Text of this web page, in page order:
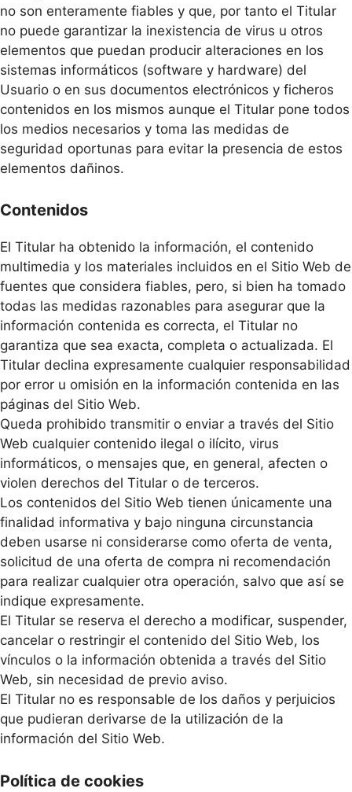
no son enteramente fiables y que, por tanto el Titular
no puede garantizar la inexistencia de virus u otros
elementos que puedan producir alteraciones en los
sistemas informáticos (software y hardware) del
Usuario o en sus documentos electrónicos y ficheros
contenidos en los mismos aunque el Titular pone todos
los medios necesarios y toma las medidas de
seguridad oportunas para evitar la presencia de estos
elementos dañinos.
Contenidos
El Titular ha obtenido la información, el contenido
multimedia y los materiales incluidos en el Sitio Web de
fuentes que considera fiables, pero, si bien ha tomado
todas las medidas razonables para asegurar que la
información contenida es correcta, el Titular no
garantiza que sea exacta, completa o actualizada. El
Titular declina expresamente cualquier responsabilidad
por error u omisión en la información contenida en las
páginas del Sitio Web.
Queda prohibido transmitir o enviar a través del Sitio
Web cualquier contenido ilegal o ilícito, virus
informáticos, o mensajes que, en general, afecten o
violen derechos del Titular o de terceros.
Los contenidos del Sitio Web tienen únicamente una
finalidad informativa y bajo ninguna circunstancia
deben usarse ni considerarse como oferta de venta,
solicitud de una oferta de compra ni recomendación
para realizar cualquier otra operación, salvo que así se
indique expresamente.
El Titular se reserva el derecho a modificar, suspender,
cancelar o restringir el contenido del Sitio Web, los
vínculos o la información obtenida a través del Sitio
Web, sin necesidad de previo aviso.
El Titular no es responsable de los daños y perjuicios
que pudieran derivarse de la utilización de la
información del Sitio Web.
Política de cookies